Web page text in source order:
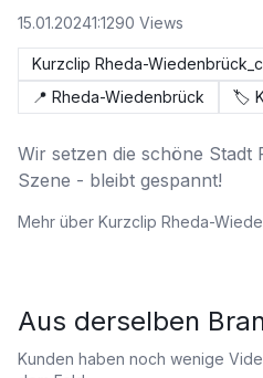
15.01.20241:1290 Views
Kurzclip Rheda-
📍 Rheda-Wiedenbrück 🏷️
Wir setzen die schöne Stadt
Szene - bleibt gespannt!
Mehr über Kurzclip Rheda-
Aus derselben
Kunden haben noch wenige